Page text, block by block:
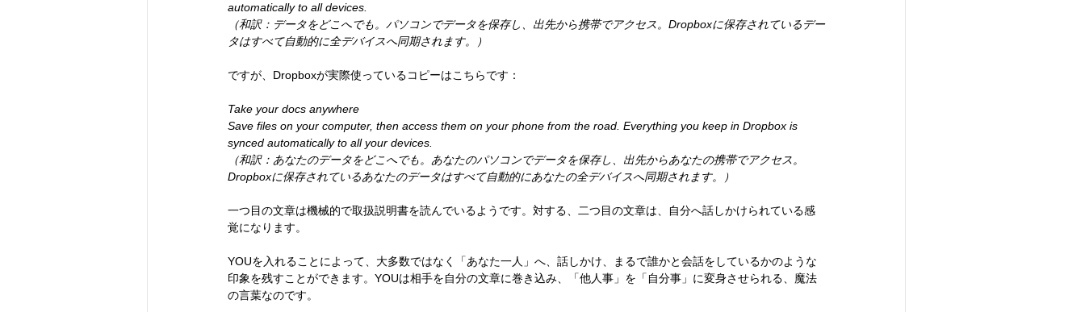
automatically to all devices.
（和訳：データをどこへでも。パソコンでデータを保存し、出先から携帯でアクセス。Dropboxに保存されているデー
タはすべて自動的に全デバイスへ同期されます。）
ですが、Dropboxが実際使っているコピーはこちらです：
Take your docs anywhere
Save files on your computer, then access them on your phone from the road. Everything you keep in Dropbox is
synced automatically to all your devices.
（和訳：あなたのデータをどこへでも。あなたのパソコンでデータを保存し、出先からあなたの携帯でアクセス。
Dropboxに保存されているあなたのデータはすべて自動的にあなたの全デバイスへ同期されます。）
一つ目の文章は機械的で取扱説明書を読んでいるようです。対する、二つ目の文章は、自分へ話しかけられている感
覚になります。
YOUを入れることによって、大多数ではなく「あなた一人」へ、話しかけ、まるで誰かと会話をしているかのような
印象を残すことができます。YOUは相手を自分の文章に巻き込み、「他人事」を「自分事」に変身させられる、魔法
の言葉なのです。